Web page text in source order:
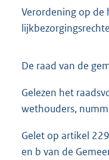
Verordening op
De raad van de
Gelezen het
wethouders,
Gelet op artikel
en b van de